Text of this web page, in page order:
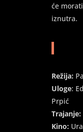
će
iznutra.
Režija:
Uloge:
Prpić
Trajanje:
Kino: